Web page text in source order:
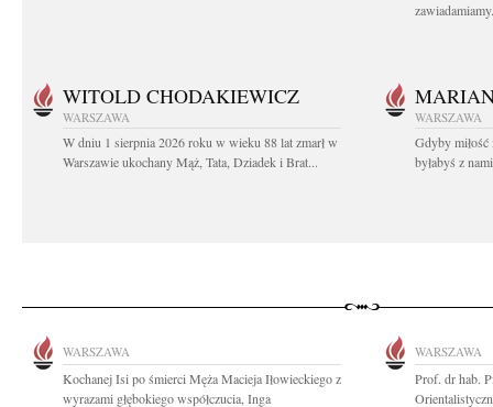
WITOLD CHODAKIEWICZ
WARSZAWA
W dniu 1 sierpnia 2026 roku w wieku 88 lat zmarł w
Warszawie ukochany Mąż, Tata, Dziadek i Brat...
WARSZAWA
Gdyby miłość
byłabyś z
WARSZAWA
Kochanej Isi po śmierci Męża Macieja Iłowieckiego z
wyrazami głębokiego współczucia, Inga
WARSZAWA
Prof. dr hab.